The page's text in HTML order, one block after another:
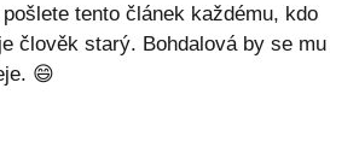
tento článek každému, kdo
člověk starý. Bohdalová by se mu
😄